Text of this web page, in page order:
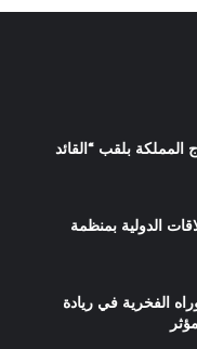
المملكة بلقب “القائد
الدولية بمنظمة
الفخرية في ريادة